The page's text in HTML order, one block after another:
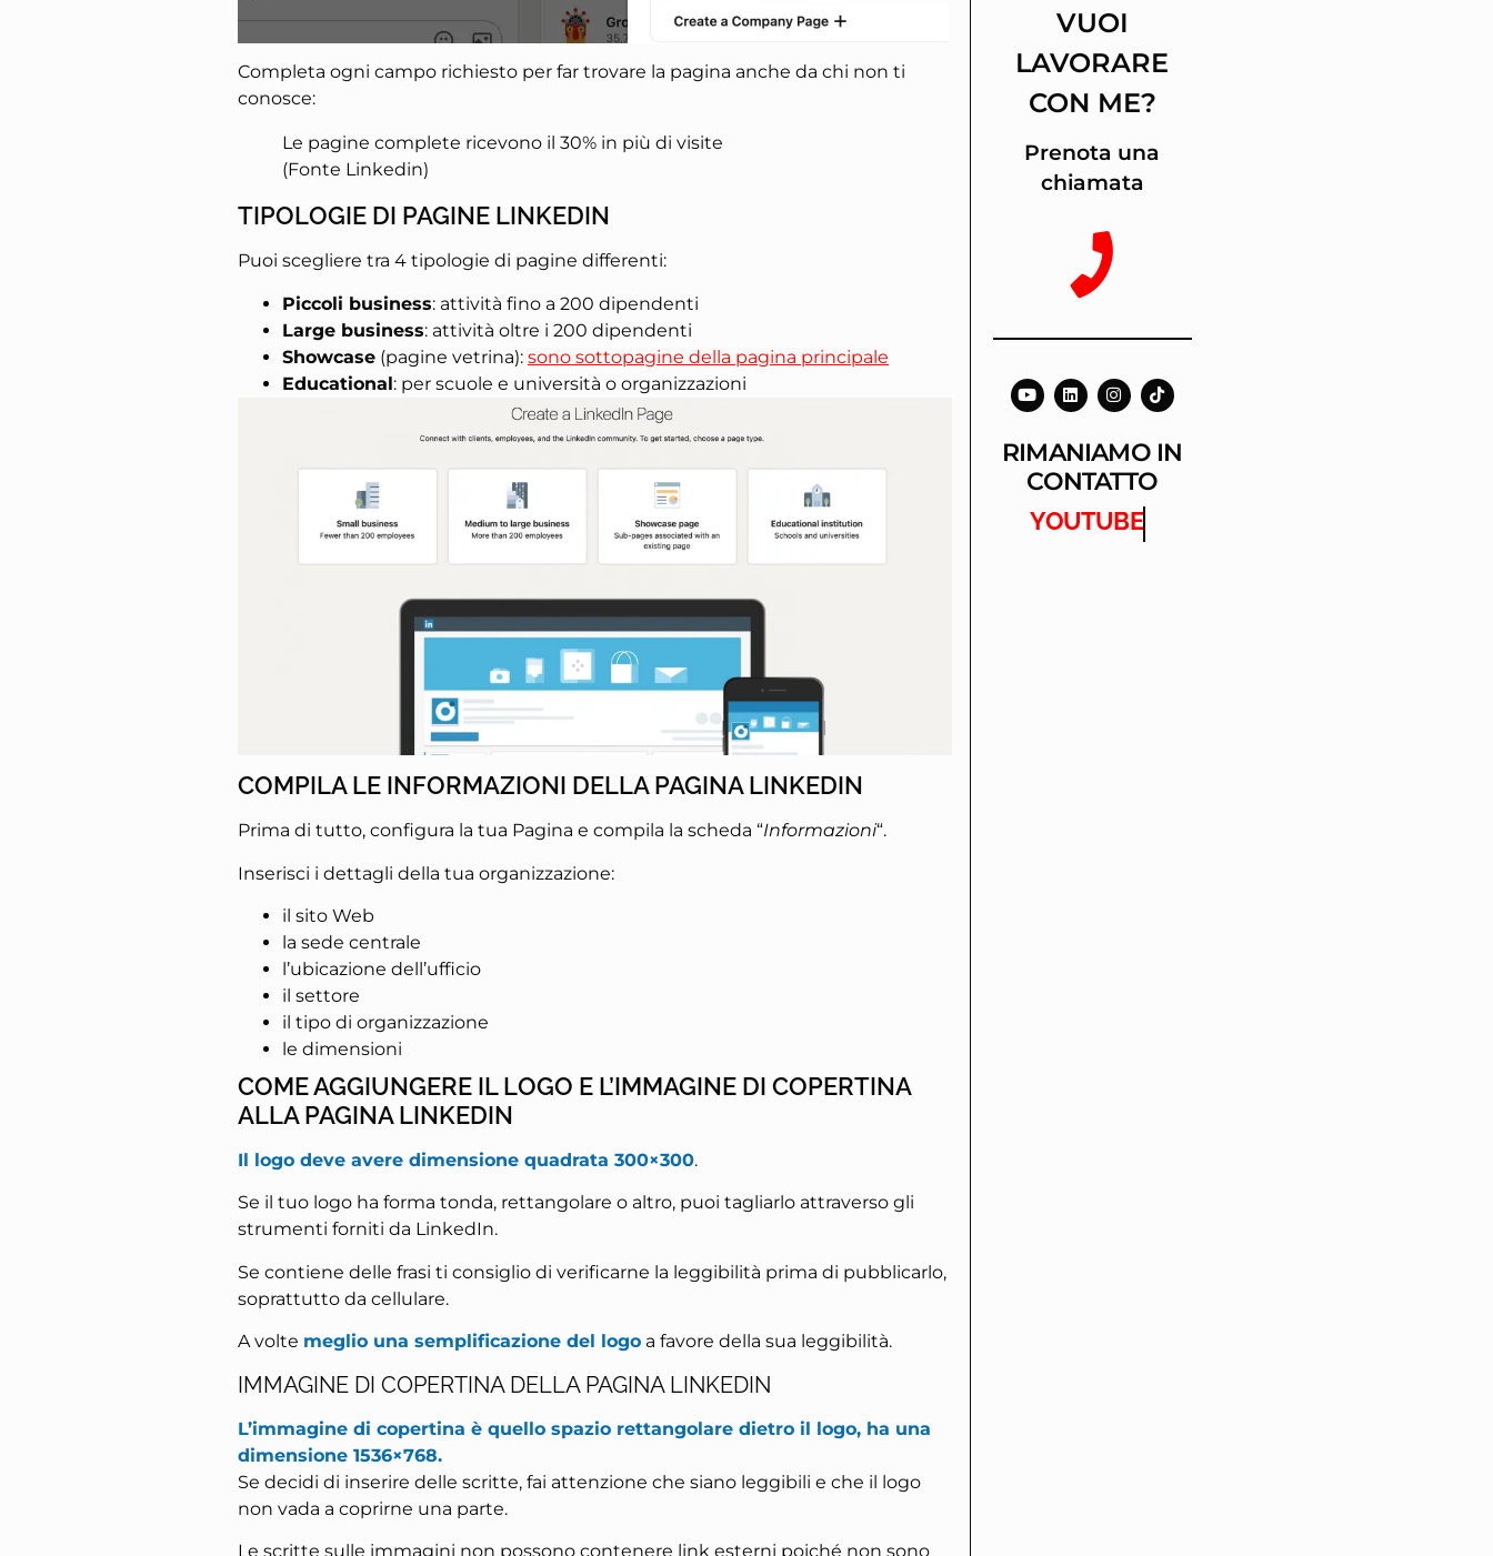
Completa ogni campo richiesto per far trovare la pagina anche da chi non ti
conosce:
Le pagine complete ricevono il 30% in più di visite
(Fonte Linkedin)
TIPOLOGIE DI PAGINE LINKEDIN
Puoi scegliere tra 4 tipologie di pagine differenti:
Piccoli business: attività fino a 200 dipendenti
Large business: attività oltre i 200 dipendenti
Showcase (pagine vetrina): sono sottopagine della pagina principale
Educational: per scuole e università o organizzazioni
COMPILA LE INFORMAZIONI DELLA PAGINA LINKEDIN
Prima di tutto, configura la tua Pagina e compila la scheda “Informazioni“.
Inserisci i dettagli della tua organizzazione:
il sito Web
la sede centrale
l’ubicazione dell’ufficio
il settore
il tipo di organizzazione
le dimensioni
COME AGGIUNGERE IL LOGO E L’IMMAGINE DI COPERTINA
ALLA PAGINA LINKEDIN
Il logo deve avere dimensione quadrata 300×300.
Se il tuo logo ha forma tonda, rettangolare o altro, puoi tagliarlo attraverso gli
strumenti forniti da LinkedIn.
Se contiene delle frasi ti consiglio di verificarne la leggibilità prima di pubblicarlo,
soprattutto da cellulare.
A volte meglio una semplificazione del logo a favore della sua leggibilità.
IMMAGINE DI COPERTINA DELLA PAGINA LINKEDIN
L’immagine di copertina è quello spazio rettangolare dietro il logo, ha una
dimensione 1536×768.
Se decidi di inserire delle scritte, fai attenzione che siano leggibili e che il logo
non vada a coprirne una parte.
Le scritte sulle immagini non possono contenere link esterni poiché non sono
VUOI
LAVORARE
CON ME?
Prenota una
chiamata
RIMANIAMO IN
CONTATTO
YOUTUBE